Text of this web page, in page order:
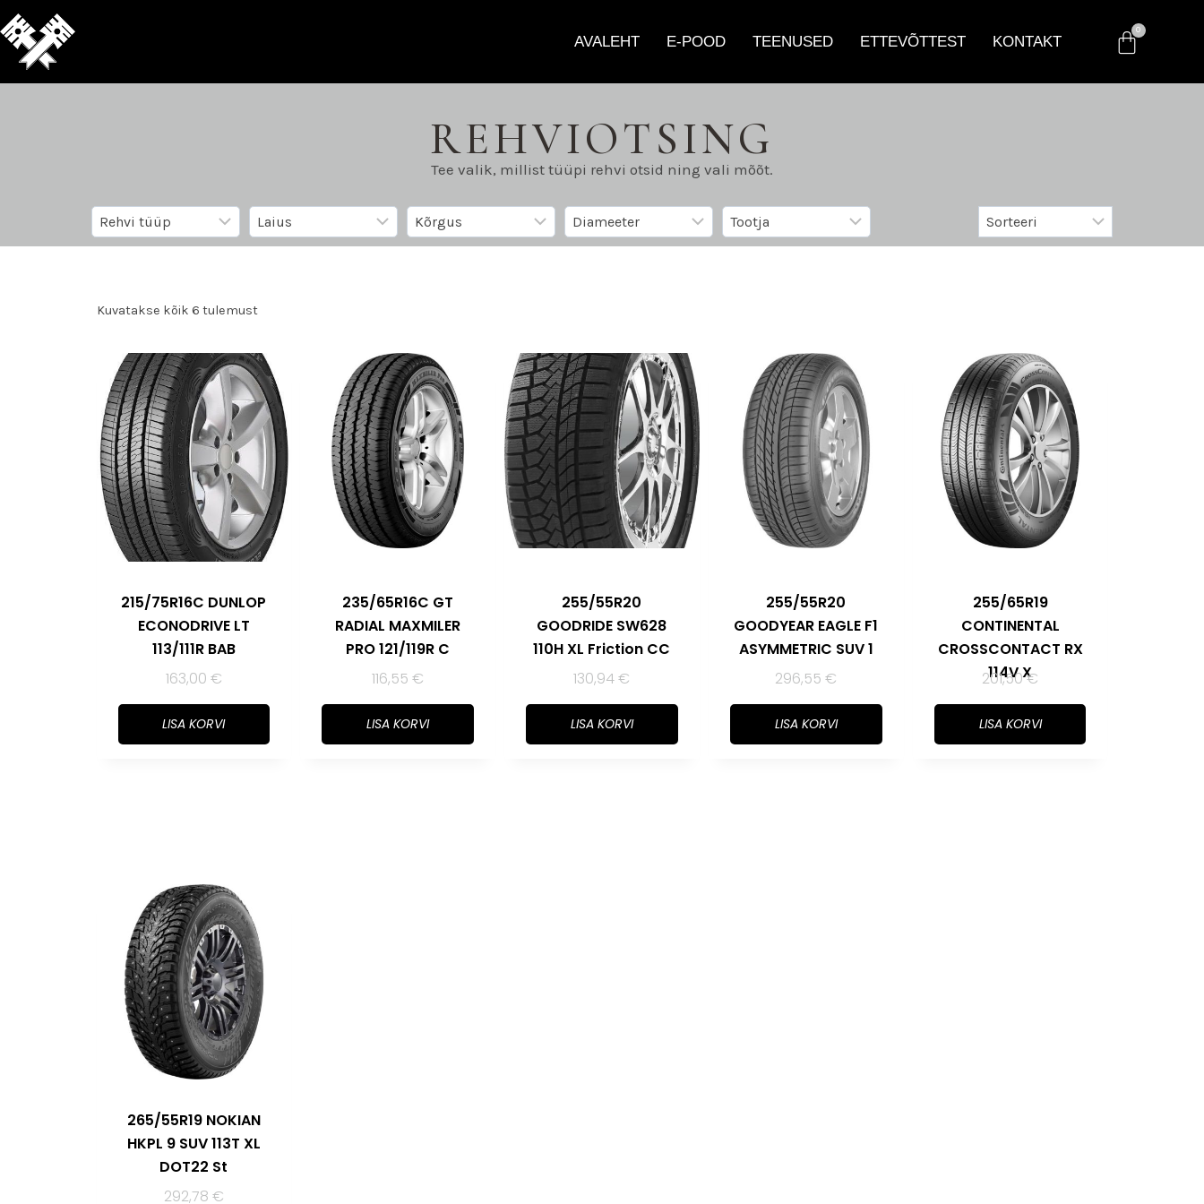
AVALEHT E-POOD TEENUSED ETTEVÕTTEST KONTAKT
REHVIOTSING
Tee valik, millist tüüpi rehvi otsid ning vali mõõt.
Kuvatakse kõik 6 tulemust
215/75R16C DUNLOP
ECONODRIVE LT
113/111R BAB
163,00 €
LISA KORVI
235/65R16C GT
RADIAL MAXMILER
PRO 121/119R C
116,55€
LISA KORVI
255/55R20
GOODRIDE SW628
110H XL Friction CC
130,94€
LISA KORVI
255/55R20
GOODYEAR EAGLE F1
ASYMMETRIC SUV 1
296,55€
LISA KORVI
255/65R19
CONTINENTAL
CROSSCONTACT RX
114V X
201,50€
LISA KORVI
265/55R19 NOKIAN
HKPL 9 SUV 113T XL
DOT22 St
292,78 €